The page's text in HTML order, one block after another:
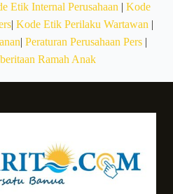
Etik Internal Perusahaan | Kode
| Kode Etik Perilaku Wartawan |
| Peraturan Perusahaan Pers|
Ramah Anak